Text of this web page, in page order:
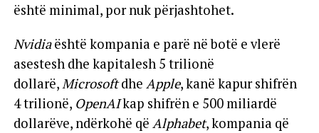
është minimal, por nuk përjashtohet.
Nvidiaështë kompania e parë në botë e vlerë
asestesh dhe kapitalesh 5 trilionë
dollarë,Microsoftdhe Apple, kanë kapur shifrën
4 trilionë, OpenAIkap shifrën e 500 miliardë
dollarëve, ndërkohë që Alphabet, kompania që